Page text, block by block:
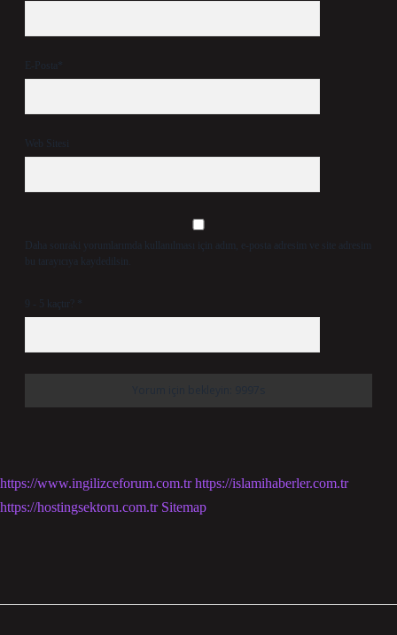
E-Posta*
Web Sitesi
Daha sonraki yorumlarımda kullanılması için adım, e-posta adresim ve site adresim
bu tarayıcıya kaydedilsin.
9 - 5 kaçtır? *
https://www.ingilizceforum.com.tr https://islamihaberler.com.tr
https://hostingsektoru.com.tr Sitemap